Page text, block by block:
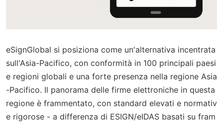
eSignGlobal si posiziona come un'alternativa incentrata
sull'Asia-Pacifico, con conformità in 100 principali paesi
e regioni globali e una forte presenza nella regione Asia
-Pacifico. Il panorama delle firme elettroniche in questa
regione è frammentato, con standard elevati e normativ
e rigorose - a differenza di ESIGN/eIDAS basati su fram